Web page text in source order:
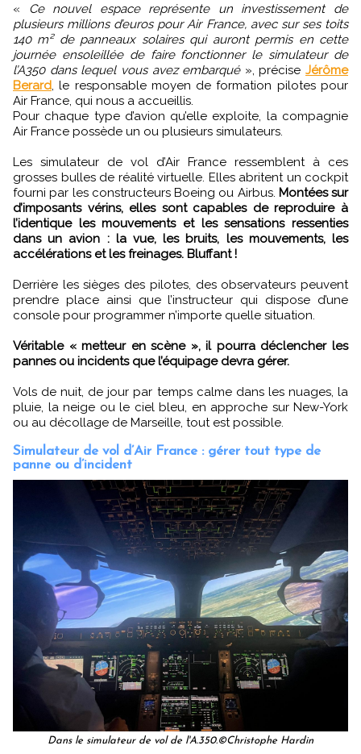
« Ce nouvel espace représente un investissement de
plusieurs millions d’euros pour Air France, avec sur ses toits
140 m² de panneaux solaires qui auront permis en cette
journée ensoleillée de faire fonctionner le simulateur de
l’A350 dans lequel vous avez embarqué», précise Jérôme
Berard, le responsable moyen de formation pilotes pour
Air France, qui nous a accueillis.
Pour chaque type d’avion qu’elle exploite, la compagnie
Air France possède un ou plusieurs simulateurs.
Les simulateur de vol d’Air France ressemblent à ces
grosses bulles de réalité virtuelle. Elles abritent un cockpit
fourni par les constructeurs Boeing ou Airbus. Montées sur
d’imposants vérins, elles sont capables de reproduire à
l’identique les mouvements et les sensations ressenties
dans un avion : la vue, les bruits, les mouvements, les
accélérations et les freinages. Bluffant !
Derrière les sièges des pilotes, des observateurs peuvent
prendre place ainsi que l’instructeur qui dispose d’une
console pour programmer n’importe quelle situation.
Véritable « metteur en scène », il pourra déclencher les
pannes ou incidents que l’équipage devra gérer.
Vols de nuit, de jour par temps calme dans les nuages, la
pluie, la neige ou le ciel bleu, en approche sur New-York
ou au décollage de Marseille, tout est possible.
Simulateur de vol d’Air France : gérer tout type de
panne ou d’incident
Dans le simulateur de vol de l'A.350.©Christophe Hardin